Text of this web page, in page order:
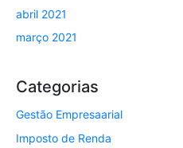
abril 2021
março 2021
Categorias
Gestão Empresaarial
Imposto de Renda